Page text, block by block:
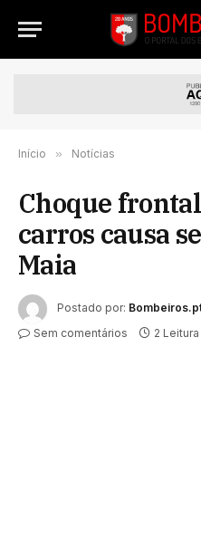
Início » Notícias
Choque
carros causa
Maia
Postado por:
Sem comentários 2